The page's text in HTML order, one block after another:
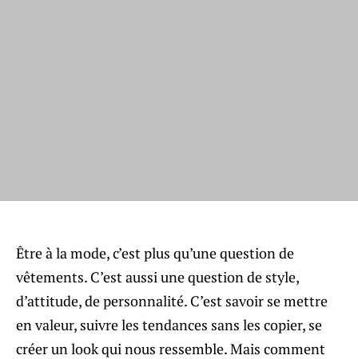
Être à la mode, c’est plus qu’une question de
vêtements. C’est aussi une question de style,
d’attitude, de personnalité. C’est savoir se mettre
en valeur, suivre les tendances sans les copier, se
créer un look qui nous ressemble. Mais comment